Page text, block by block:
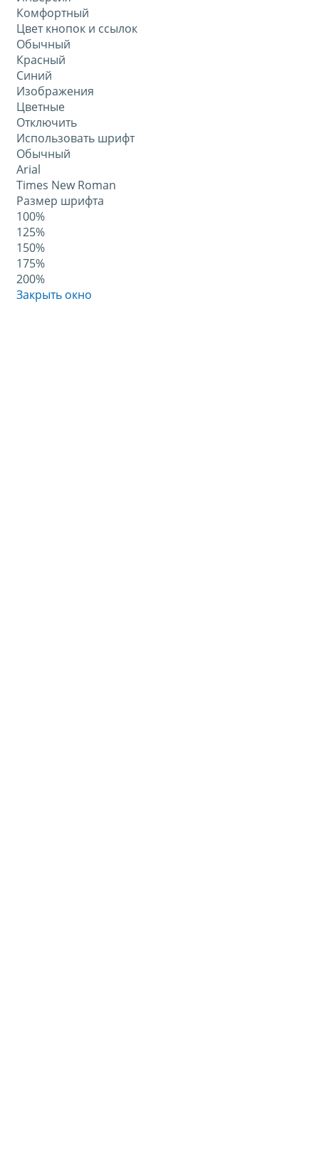
Комфортный
Цвет кнопок и ссылок
Обычный
Красный
Синий
Изображения
Цветные
Отключить
Использовать шрифт
Обычный
Arial
Times New Roman
Размер шрифта
100%
125%
150%
175%
200%
Закрыть окно